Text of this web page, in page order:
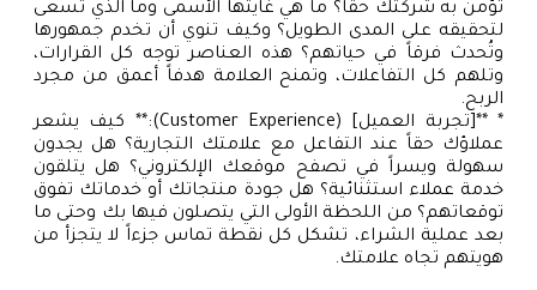
تؤمن به شركتك حقاً؟ ما هي غايتها الأسمى وما الذي تسعى
لتحقيقه على المدى الطويل؟ وكيف تنوي أن تخدم جمهورها
وتُحدث فرقاً في حياتهم؟ هذه العناصر توجه كل القرارات،
وتلهم كل التفاعلات، وتمنح العلامة هدفاً أعمق من مجرد
الربح.
* **[تجربة العميل] (Customer Experience):** كيف يشعر
عملاؤك حقاً عند التفاعل مع علامتك التجارية؟ هل يجدون
سهولة ويسراً في تصفح موقعك الإلكتروني؟ هل يتلقون
خدمة عملاء استثنائية؟ هل جودة منتجاتك أو خدماتك تفوق
توقعاتهم؟ من اللحظة الأولى التي يتصلون فيها بك وحتى ما
بعد عملية الشراء، تشكل كل نقطة تماس جزءاً لا يتجزأ من
هويتهم تجاه علامتك.